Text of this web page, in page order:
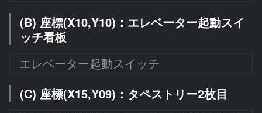
(B) 座標(X10,Y10)：エレベーター起動スイ
ッチ看板
エレベーター起動スイッチ
(C) 座標(X15,Y09)：タペストリー2枚目